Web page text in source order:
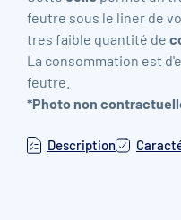
feutre sous le liner de
tres faible quantité de
La consommation est
feutre.
*Photo non
Description